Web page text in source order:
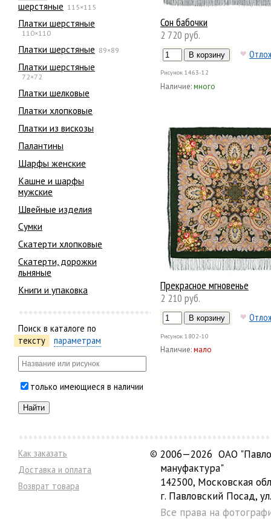
шерстяные 115×115
Платки шерстяные
110×110
Платки шерстяные 89×89
Платки шерстяные
72×72
Платки шелковые
Платки хлопковые
Платки из вискозы
Палантины
Шарфы женские
Кашне и шарфы
мужские
Швейные изделия
Сумки
Скатерти хлопковые
Скатерти, дорожки
льняные
Книги и упаковка
Поиск в каталоге по
тексту
параметрам
только имеющиеся в наличии
Сон бабочки
2 720 руб.
Рисунок 1463-12
Наличие:много
Прекрасное мгновенье
2 210 руб.
Рисунок 1802-10
Наличие:мало
Как заказать
Доставка и оплата
Возврат товара
© 2006—2026 ОАО
мануфактура"
142500, Московская
г. Павловский Посад,
Все права на